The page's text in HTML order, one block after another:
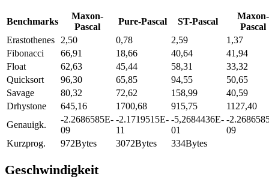
Benchmarks
Maxon-
Pascal
Pure-Pascal ST-Pascal
Maxon-
Pascal
Erastothenes
2,50 0,78 2,59
1,37
Fibonacci
66,91 18,66 40,64
41,94
Float
62,63 45,44 58,31
33,32
Quicksort
96,30 65,85 94,55
50,65
Savage
80,32 72,62 158,99
40,59
Drhystone
645,16 1700,68 915,75
1127,40
Genauigk.
-2.2686585E-
09
-2.1719515E-
11
-5,2684436E-
01
-
09
Kurzprog.
972Bytes 3072Bytes 334Bytes
Geschwindigkeit